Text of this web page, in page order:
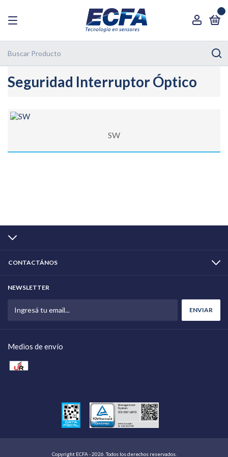
Seguridad Interruptor Óptico
SW
CONTACTÁNOS
NEWSLETTER
Medios de envío
Copyright ECFA - 2026. Todos los derechos reservados.